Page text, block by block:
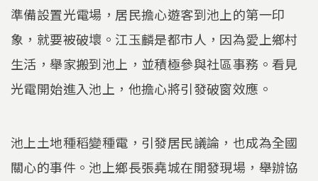
準備設置光電場，居民擔心遊客到池上的第一印
象，就要被破壞。江玉麟是都市人，因為愛上鄉村
生活，舉家搬到池上，並積極參與社區事務。看見
光電開始進入池上，他擔心將引發破窗效應。
池上土地種稻變種電，引發居民議論，也成為全國
關心的事件。池上鄉長張堯城在開發現場，舉辦協